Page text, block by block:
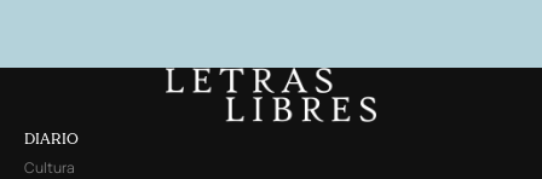
DIARIO
Cultura